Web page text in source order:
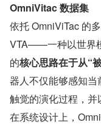
OmniVitac 数据集
依托 OmniViTac 的
VTA——一种以世界
的核心思路在于从“
器人不仅能够感知
触觉的演化过程，并
在系统设计上，